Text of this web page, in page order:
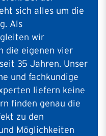
sich alles um die
Als
wir
die eigenen vier
35 Jahren. Unser
und fachkundige
liefern keine
finden genau die
zu den
Möglichkeiten